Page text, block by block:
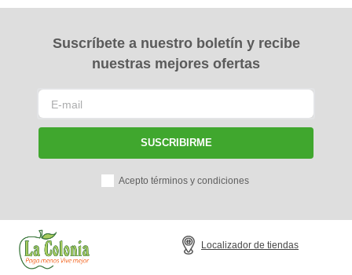
Suscríbete a nuestro boletín y recibe
nuestras mejores ofertas
SUSCRIBIRME
Acepto términos y condiciones
Localizador de tiendas